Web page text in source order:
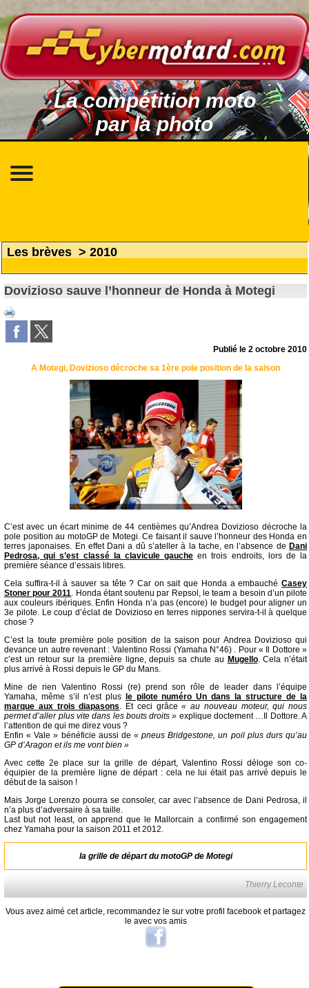
La compétition moto
par la photo
Les brèves > 2010
Dovizioso sauve l’honneur de Honda à Motegi
Publié le2 octobre 2010
A Motegi, Dovizioso décroche sa 1ère pole position de la saison
C’est avec un écart minime de 44 centièmes qu’Andrea Dovizioso décroche la
pole position au motoGP de Motegi. Ce faisant il sauve l’honneur des Honda en
terres japonaises. En effet Dani a dû s’ateller à la tache, en l’absence de Dani
Pedrosa, qui s’est classé la clavicule gauche en trois endroits, lors de la
première séance d’essais libres.
Cela suffira-t-il à sauver sa tête ? Car on sait que Honda a embauchéCasey
Stoner pour 2011. Honda étant soutenu par Repsol, le team a besoin d’un pilote
aux couleurs ibériques. Enfin Honda n’a pas (encore) le budget pour aligner un
3e pilote. Le coup d’éclat de Dovizioso en terres nippones servira-t-il à quelque
chose ?
C’est la toute première pole position de la saison pour Andrea Dovizioso qui
devance un autre revenant : Valentino Rossi (Yamaha N°46) . Pour « Il Dottore »
c’est un retour sur la première ligne, depuis sa chute au Mugello. Cela n’était
plus arrivé à Rossi depuis le GP du Mans.
Mine de rien Valentino Rossi (re) prend son rôle de leader dans l’équipe
Yamaha, même s’il n’est plus
le pilote numéro Un dans la structure de la
marque aux trois diapasons. Et ceci grâce« au nouveau moteur, qui nous
permet d’aller plus vite dans les bouts droits » explique doctement …Il Dottore. A
l’attention de qui me direz vous ?
Enfin « Vale » bénéficie aussi de« pneus Bridgestone, un poil plus durs qu’au
GP d’Aragon et ils me vont bien »
Avec cette 2e place sur la grille de départ, Valentino Rossi déloge son co-
équipier de la première ligne de départ : cela ne lui était pas arrivé depuis le
début de la saison !
Mais Jorge Lorenzo pourra se consoler, car avec l’absence de Dani Pedrosa, il
n’a plus d’adversaire à sa taille.
Last but not least, on apprend que le Mallorcain a confirmé son engagement
chez Yamaha pour la saison 2011 et 2012.
la grille de départ du motoGP de Motegi
Thierry Leconte
Vous avez aimé cet article, recommandez le sur votre profil facebook et partagez
le avec vos amis